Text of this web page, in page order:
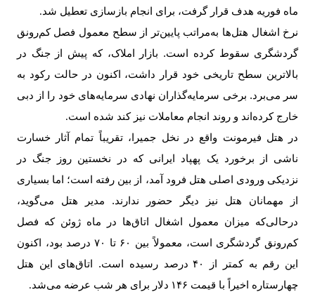
ماه فوریه هدف قرار گرفت، برای انجام بازسازی تعطیل شد.
نرخ اشغال هتل‌ها به‌مراتب پایین‌تر از سطح معمول فصل کم‌رونق
گردشگری سقوط کرده است. بازار املاک، که پیش از جنگ در
بالاترین سطح تاریخی خود قرار داشت، اکنون در حالت رکود به
سر می‌برد. برخی سرمایه‌گذاران نهادی سرمایه‌های خود را از دبی
خارج کرده‌اند و روند انجام معاملات نیز کند شده است.
در هتل فیرمونت واقع در نخل جمیرا، تقریباً تمام آثار خسارت
ناشی از برخورد یک پهپاد ایرانی که در نخستین روز جنگ در
نزدیکی ورودی اصلی هتل فرود آمد، از بین رفته است؛ اما بسیاری
از مهمانان هتل نیز دیگر حضور ندارند. مدیر هتل می‌گوید،
درحالی‌که میزان معمول اشغال اتاق‌ها در ماه ژوئن که فصل
کم‌رونق گردشگری است، معمولاً بین
۶۰ تا ۷۰ درصد بود، اکنون
این رقم به کمتر از
۴۰ درصد رسیده است. اتاق‌های این هتل
چهارستاره اخیراً با قیمت ۱۴۶ دلار برای هر شب عرضه می‌شد.